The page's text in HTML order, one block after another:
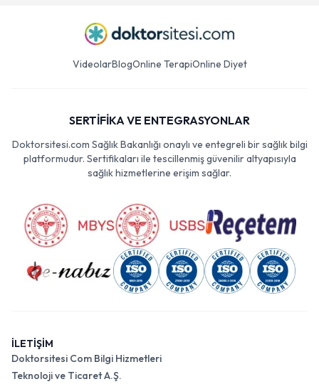
VideolarBlogOnline TerapiOnline Diyet
SERTİFİKA VE ENTEGRASYONLAR
Doktorsitesi.com Sağlık Bakanlığı onaylı ve entegreli bir sağlık bilgi
platformudur. Sertifikaları ile tescillenmiş güvenilir altyapısıyla
sağlık hizmetlerine erişim sağlar.
İLETİŞİM
Doktorsitesi Com Bilgi Hizmetleri
Teknoloji ve Ticaret A.Ş.